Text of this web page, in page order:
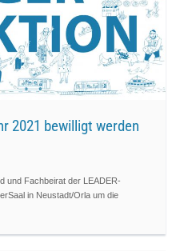
2021 bewilligt werden
und Fachbeirat der LEADER-
in Neustadt/Orla um die